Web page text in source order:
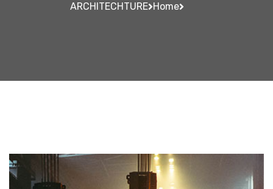
Home
ARCHITECHTURE